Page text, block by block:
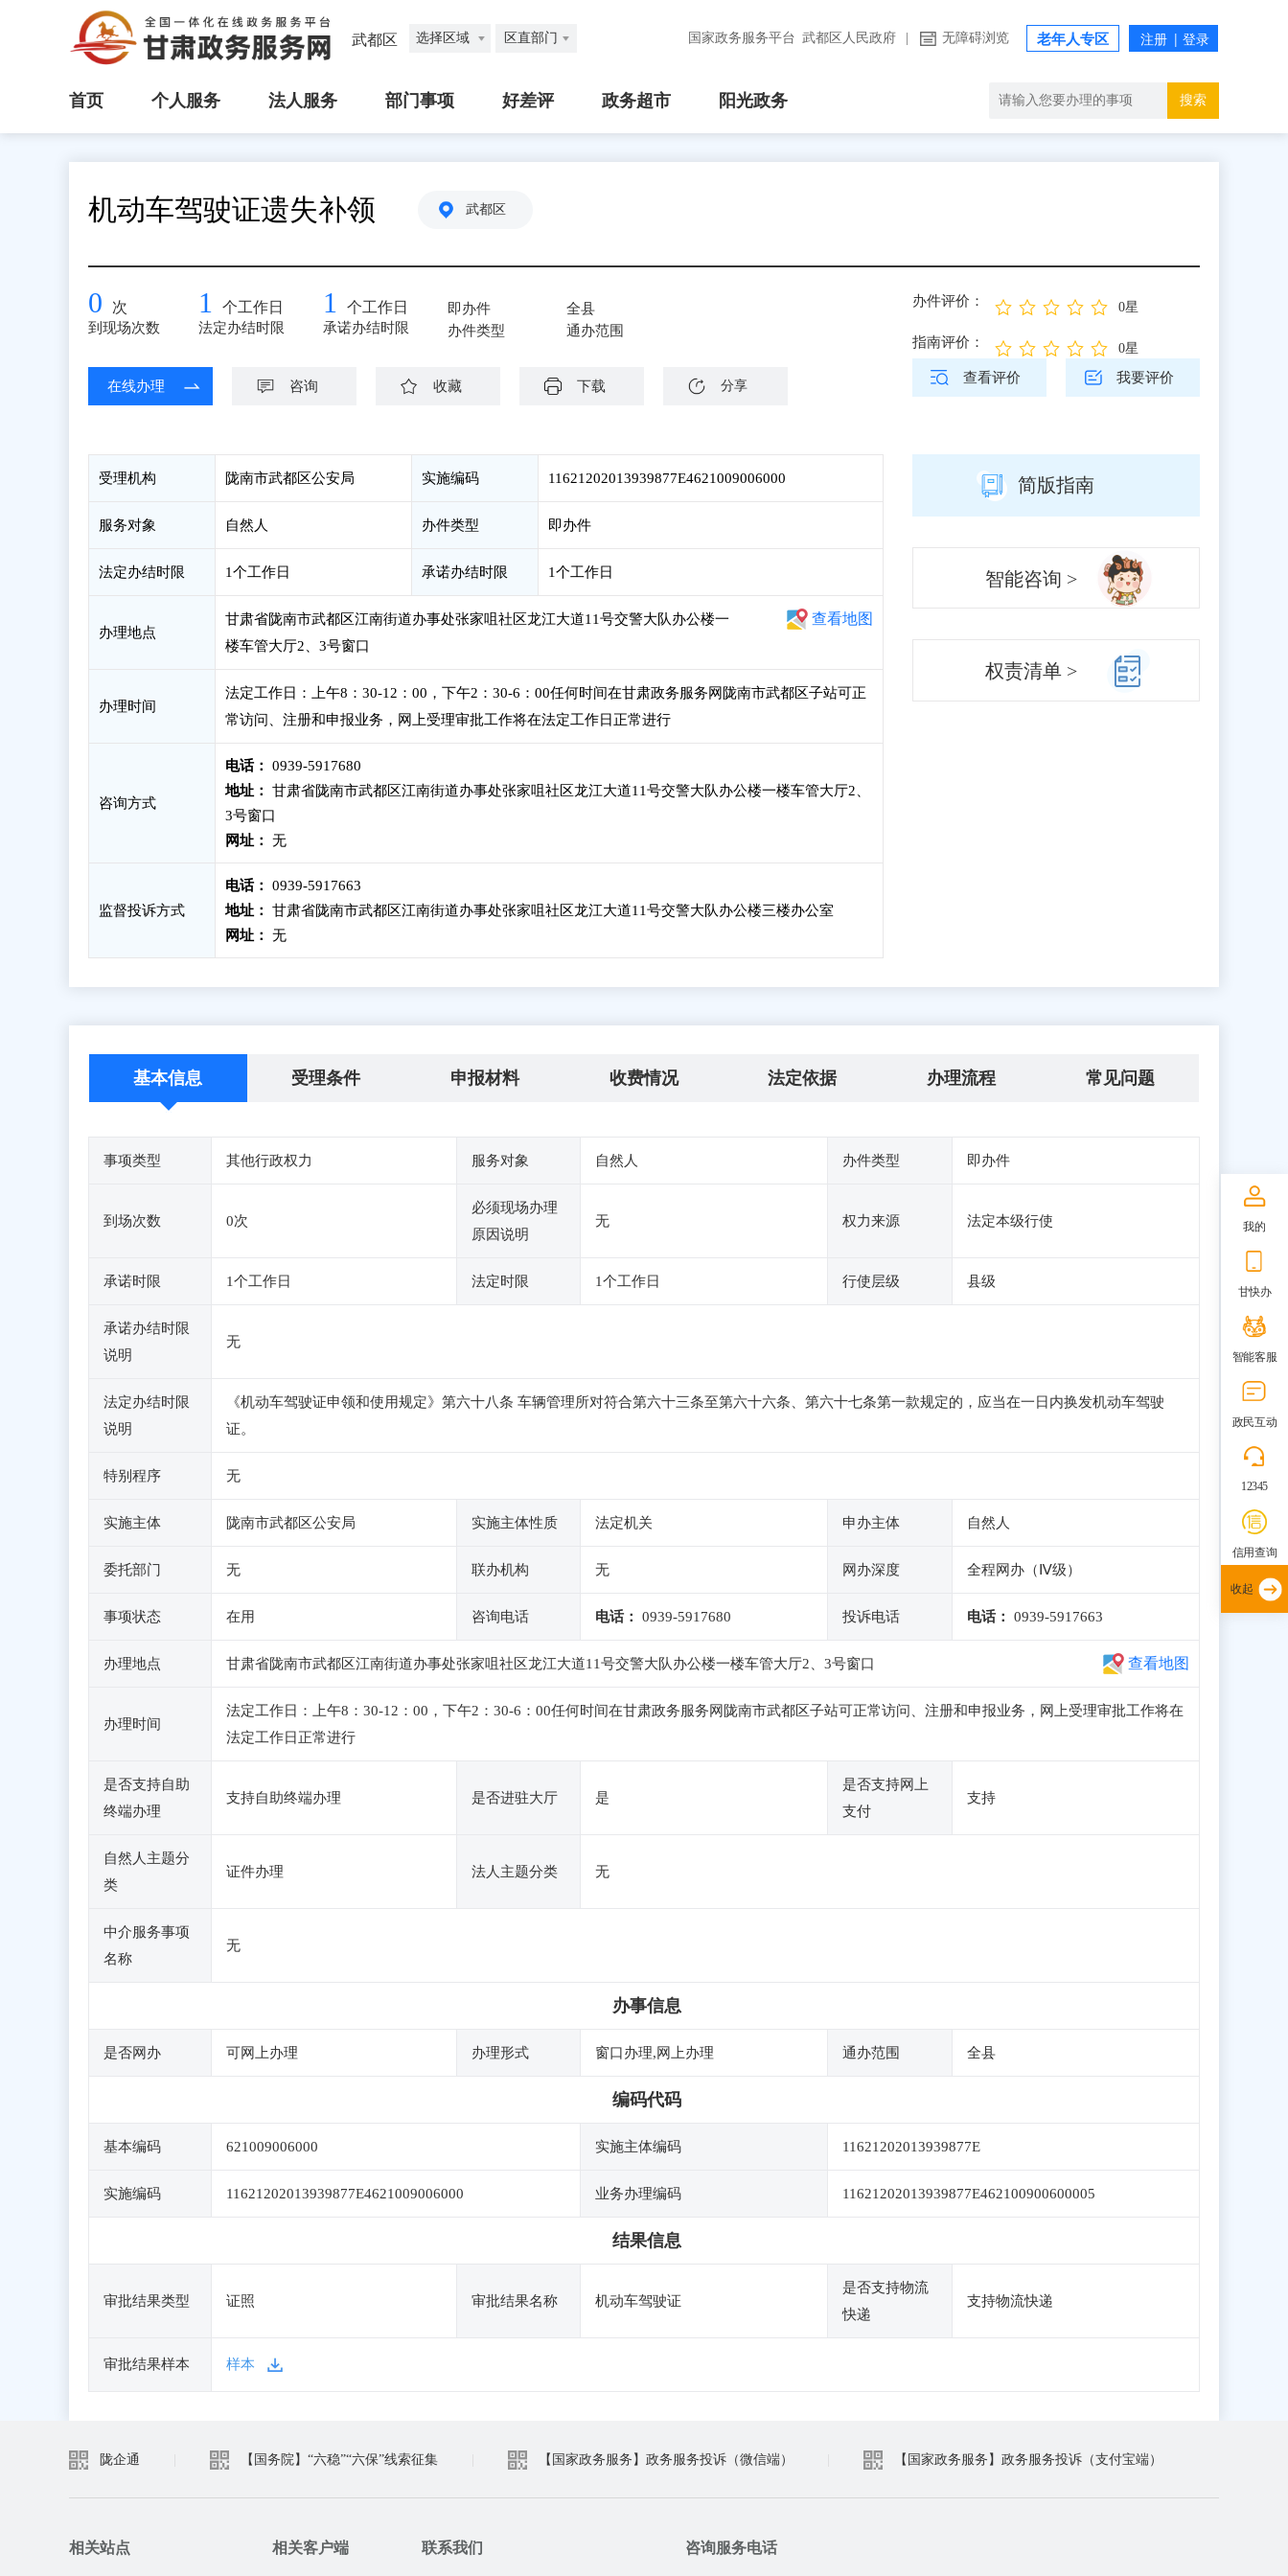
武都区 选择区域 区直部门 国家政务服务平台 武都区人民政府 无障碍浏览 老年人专区
首页 个人服务 法人服务 部门事项 好差评 政务超市 阳光政务 搜索
机动车驾驶证遗失补领 武都区
0 次
到现场次数
1 个工作日
法定办结时限
1 个工作日
承诺办结时限
即办件
办件类型
全县
通办范围
在线办理 咨询 收藏 下载 分享
办件评价： 0星
指南评价： 0星
查看评价 我要评价
受理机构 陇南市武都区公安局 实施编码 11621202013939877E4621009006000
服务对象 自然人 办件类型 即办件
法定办结时限 1个工作日 承诺办结时限 1个工作日
办理地点
甘肃省陇南市武都区江南街道办事处张家咀社区龙江大道11号交警大队办公楼一
楼车管大厅2、3号窗口
查看地图
办理时间
法定工作日：上午8：30-12：00，下午2：30-6：00任何时间在甘肃政务服务网陇南市武都区子站可正
常访问、注册和申报业务，网上受理审批工作将在法定工作日正常进行
咨询方式
电话：
0939-5917680
地址：
甘肃省陇南市武都区江南街道办事处张家咀社区龙江大道11号交警大队办公楼一楼车管大厅2、
3号窗口
网址：
无
监督投诉方式
电话：
0939-5917663
地址：
甘肃省陇南市武都区江南街道办事处张家咀社区龙江大道11号交警大队办公楼三楼办公室
网址：
无
简版指南
智能咨询 >
权责清单 >
基本信息 受理条件 申报材料 收费情况 法定依据 办理流程 常见问题
事项类型 其他行政权力 服务对象 自然人 办件类型 即办件
到场次数 0次
必须现场办理
原因说明
无 权力来源 法定本级行使
承诺时限 1个工作日 法定时限 1个工作日 行使层级 县级
承诺办结时限
说明
无
法定办结时限
说明
《机动车驾驶证申领和使用规定》第六十八条 车辆管理所对符合第六十三条至第六十六条、第六十七条第一款规定的，应当在一日内换发机动车驾驶
证。
特别程序 无
实施主体 陇南市武都区公安局 实施主体性质 法定机关 申办主体 自然人
委托部门 无 联办机构 无 网办深度 全程网办（Ⅳ级）
事项状态 在用 咨询电话 电话： 0939-5917680 投诉电话 电话： 0939-5917663
办理地点 甘肃省陇南市武都区江南街道办事处张家咀社区龙江大道11号交警大队办公楼一楼车管大厅2、3号窗口 查看地图
办理时间
法定工作日：上午8：30-12：00，下午2：30-6：00任何时间在甘肃政务服务网陇南市武都区子站可正常访问、注册和申报业务，网上受理审批工作将在
法定工作日正常进行
是否支持自助
终端办理
支持自助终端办理 是否进驻大厅 是
是否支持网上
支付
支持
自然人主题分
类
证件办理 法人主题分类 无
中介服务事项
名称
无
办事信息
是否网办 可网上办理 办理形式 窗口办理,网上办理 通办范围 全县
编码代码
基本编码 621009006000 实施主体编码 11621202013939877E
实施编码 11621202013939877E4621009006000 业务办理编码 11621202013939877E462100900600005
结果信息
审批结果类型 证照 审批结果名称 机动车驾驶证
是否支持物流
快递
支持物流快递
审批结果样本 样本
陇企通 【国务院】“六稳”“六保”线索征集 【国家政务服务】政务服务投诉（微信端） 【国家政务服务】政务服务投诉（支付宝端）
相关站点 相关客户端 联系我们 咨询服务电话
我的
甘快办
智能客服
政民互动
12345
信用查询
收起